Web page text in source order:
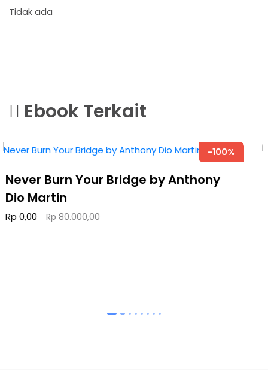
Tidak ada
Ebook Terkait
-100%
Anak Super Sibuk!